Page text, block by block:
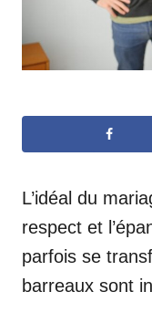
L’idéal du
respect et
parfois se
barreaux sont